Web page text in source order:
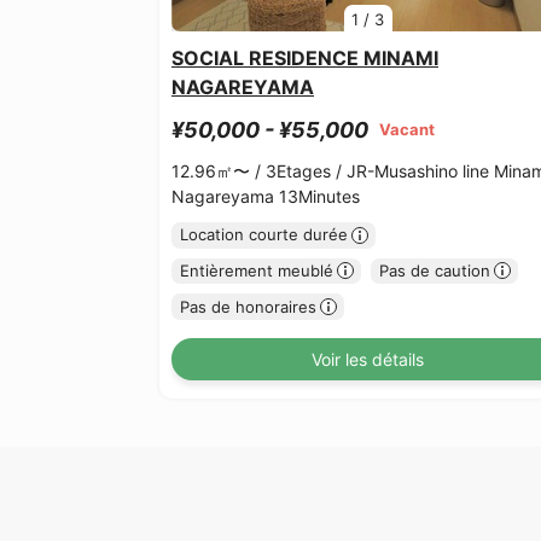
1 / 3
SOCIAL RESIDENCE MINAMI
NAGAREYAMA
¥50,000 - ¥55,000 Vacant
12.96㎡〜 / 3Etages / JR-Musashino line
Nagareyama 13Minutes
Location courte durée
Entièrement meublé
Pas de caution
Pas de honoraires
Voir les détails